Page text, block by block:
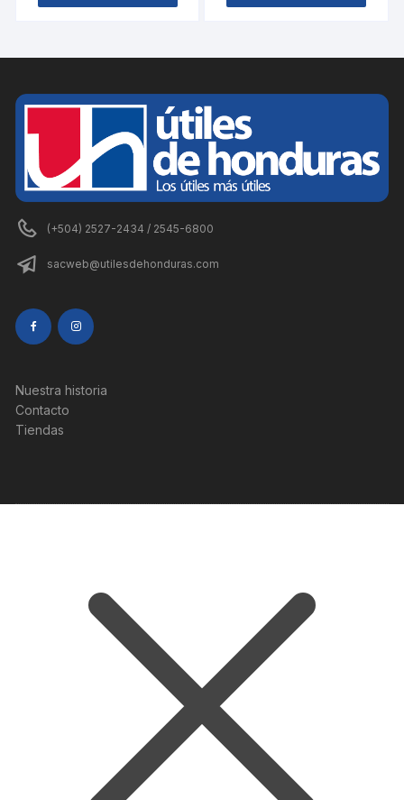
(+504) 2527-2434 / 2545-6800
sacweb@utilesdehonduras.com
Nuestra historia
Contacto
Tiendas